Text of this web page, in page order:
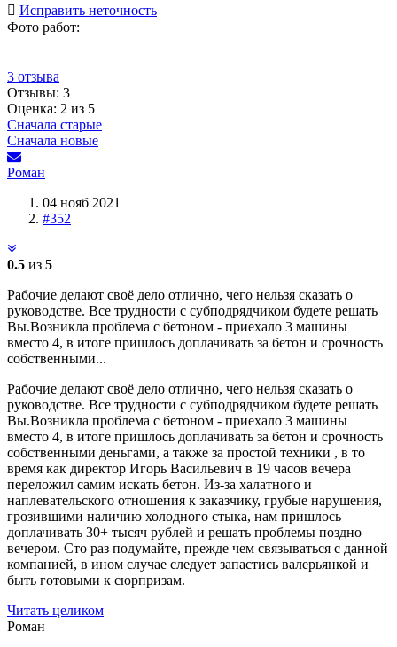
Исправить неточность
Фото работ:
3 отзыва
Отзывы: 3
Оценка: 2 из 5
Сначала старые
Сначала новые
Роман
04 нояб 2021
#352
0.5 из 5
Рабочие делают своё дело отлично, чего нельзя сказать о
руководстве. Все трудности с субподрядчиком будете решать
Вы.Возникла проблема с бетоном - приехало 3 машины
вместо 4, в итоге пришлось доплачивать за бетон и срочность
собственными...
Рабочие делают своё дело отлично, чего нельзя сказать о
руководстве. Все трудности с субподрядчиком будете решать
Вы.Возникла проблема с бетоном - приехало 3 машины
вместо 4, в итоге пришлось доплачивать за бетон и срочность
собственными деньгами, а также за простой техники , в то
время как директор Игорь Васильевич в 19 часов вечера
переложил самим искать бетон. Из-за халатного и
наплевательского отношения к заказчику, грубые нарушения,
грозившими наличию холодного стыка, нам пришлось
доплачивать 30+ тысяч рублей и решать проблемы поздно
вечером. Сто раз подумайте, прежде чем связываться с данной
компанией, в ином случае следует запастись валерьянкой и
быть готовыми к сюрпризам.
Читать целиком
Роман